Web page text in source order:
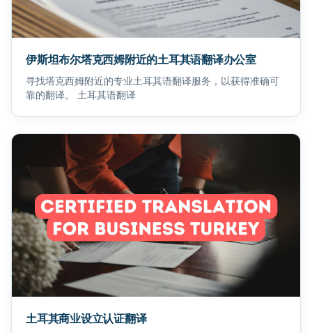
伊斯坦布尔塔克西姆附近的土耳其语翻译办公室
寻找塔克西姆附近的专业土耳其语翻译服务，以获得准确可
靠的翻译。 土耳其语翻译
土耳其商业设立认证翻译